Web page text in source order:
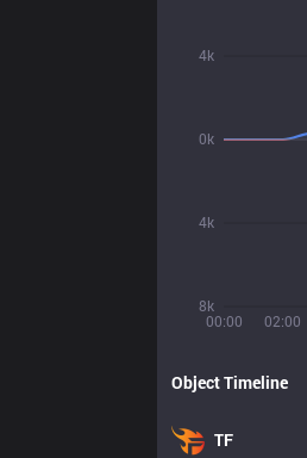
00:00 02:00
8k
4k
0k
4k
Object Timeline
TF